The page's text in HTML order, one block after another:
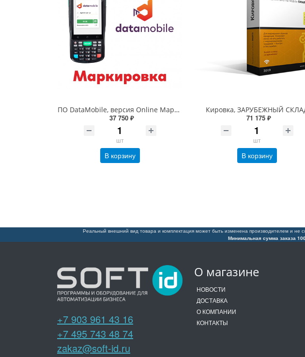
ПО DataMobile, версия Online Маркировка + ЕГАИС (Android)
37 750 ₽
шт
В корзину
Кировка, ЗАРУБЕЖНЫЙ
71 175 ₽
шт
В корзину
Реальный внешний вид товара и комплектация может быть изменена производителем и не
Минимальная сумма заказа
О магазине
НОВОСТИ
ДОСТАВКА
О КОМПАНИИ
КОНТАКТЫ
+7 903 961 43 16
+7 495 743 48 74
zakaz@soft-id.ru